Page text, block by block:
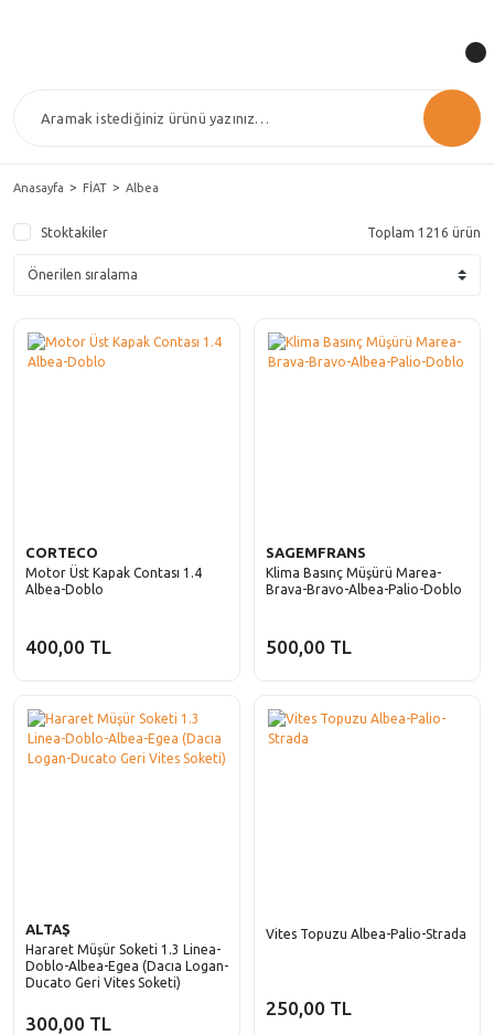
Anasayfa FİAT Albea
Stoktakiler Toplam 1216 ürün
CORTECO
Motor Üst Kapak Contası 1.4
Albea-Doblo
400,00 TL
SAGEMFRANS
Klima Basınç Müşürü Marea-
Brava-Bravo-Albea-Palio-Doblo
500,00 TL
ALTAŞ
Hararet Müşür Soketi 1.3 Linea-
Doblo-Albea-Egea (Dacıa Logan-
Ducato Geri Vites Soketi)
300,00 TL
Vites Topuzu Albea-Palio-Strada
250,00 TL